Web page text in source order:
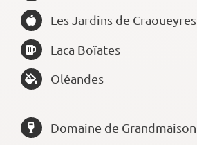
Les Jardins de Craoueyres
Laca Boïates
Oléandes
Domaine de Grandmaison